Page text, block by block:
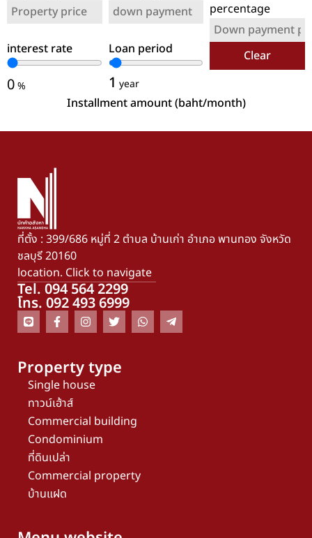
percentage
interest rate
0%
Loan period
1 year
Clear
Installment amount (baht/month)
ที่ตั้ง : 399/686 หมู่ที่ 2 ตำบล บ้านเก่า อำเภอ พานทอง จังหวัด
ชลบุรี 20160
location. Click to navigate
Tel. 094 564 2299
โทร. 092 493 6999
Property type
Single house
ทาวน์เฮ้าส์
Commercial building
Condominium
ที่ดินเปล่า
Commercial property
บ้านแฝด